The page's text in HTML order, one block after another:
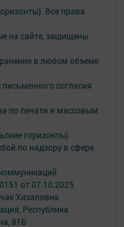
Все права
на сайте, защищены
в любом объеме
согласия
по печати и массовым
горизонты)
по надзору в сфере
от 07.10.2025
Хизаповна
Республика
81Б